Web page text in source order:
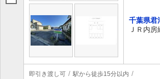
千葉県君
ＪＲ内
即引き渡し可 駅から徒歩15分以内